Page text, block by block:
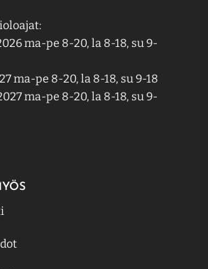
ma-pe 8-20, la 8-18, su 9-
ma-pe 8-20, la 8-18, su 9-18
ma-pe 8-20, la 8-18, su 9-